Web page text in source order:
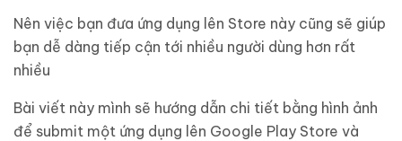
Nên việc bạn đưa ứng dụng lên Store này cũng sẽ giúp
bạn dễ dàng tiếp cận tới nhiều người dùng hơn rất
nhiều
Bài viết này mình sẽ hướng dẫn chi tiết bằng hình ảnh
để submit một ứng dụng lên Google Play Store và